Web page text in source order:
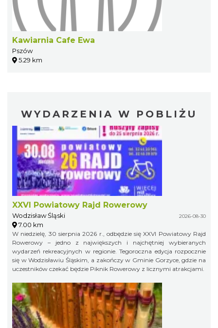
Kawiarnia Cafe Ewa
Pszów
5.29 km
WYDARZENIA W POBLIŻU
XXVI Powiatowy Rajd Rowerowy
Wodzisław Śląski 2026-08-30
7.00 km
W niedzielę, 30 sierpnia 2026 r., odbędzie się XXVI Powiatowy Rajd
Rowerowy – jedno z największych i najchętniej wybieranych
wydarzeń rekreacyjnych w regionie. Tegoroczna edycja rozpocznie
się w Wodzisławiu Śląskim, a zakończy w Gminie Gorzyce, gdzie na
uczestników czekać będzie Piknik Rowerowy z licznymi atrakcjami.